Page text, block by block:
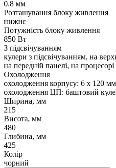
0.8 мм
Розташування блоку живлення
нижнє
Потужність блоку живлення
850 Вт
З підсвічуванням
кулери з підсвічуванням, на
на передній панелі, на процесорі
Охолодження
охолодження корпусу: 6 x 120
охолодження ЦП: баштовий
Ширина, мм
215
Висота, мм
480
Глибина, мм
425
Колір
чорний